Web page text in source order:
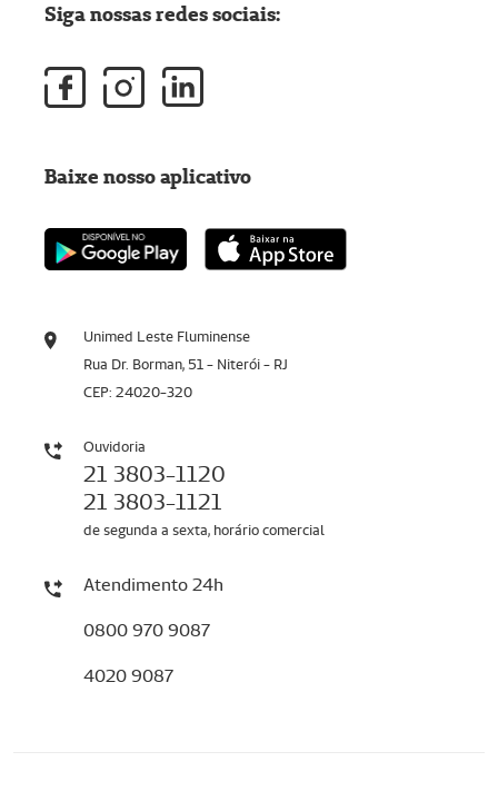
Unimed Leste Fluminense
Rua Dr. Borman, 51 - Niterói - RJ
CEP: 24020-320
Ouvidoria
21 3803-1120
21 3803-1121
de segunda a sexta, horário comercial
Atendimento 24h
0800 970 9087
4020 9087
Siga nossas redes sociais:
Baixe nosso aplicativo